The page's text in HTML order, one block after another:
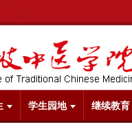
学生园地 继续教育